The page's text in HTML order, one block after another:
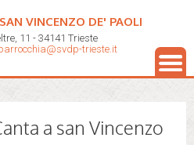
VINCENZO DE' PAOLI
11 - 34141 Trieste
trieste.it
a san Vincenzo